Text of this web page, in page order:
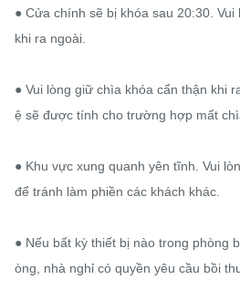
● Cửa chính sẽ bị khóa sau 20:30.
khi ra ngoài.
● Vui lòng giữ chìa khóa cẩn thận khi
ệ sẽ được tính cho trường hợp mất
● Khu vực xung quanh yên tĩnh. Vui
để tránh làm phiền các khách khác.
● Nếu bất kỳ thiết bị nào trong phòng
òng, nhà nghỉ có quyền yêu cầu bồi